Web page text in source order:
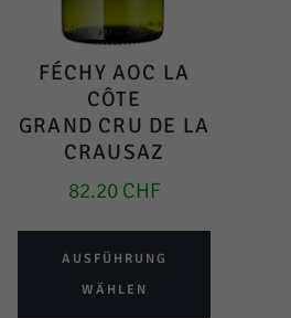
FÉCHY AOC LA
CÔTE
GRAND CRU DE LA
CRAUSAZ
82.20 CHF
AUSFÜHRUNG
WÄHLEN